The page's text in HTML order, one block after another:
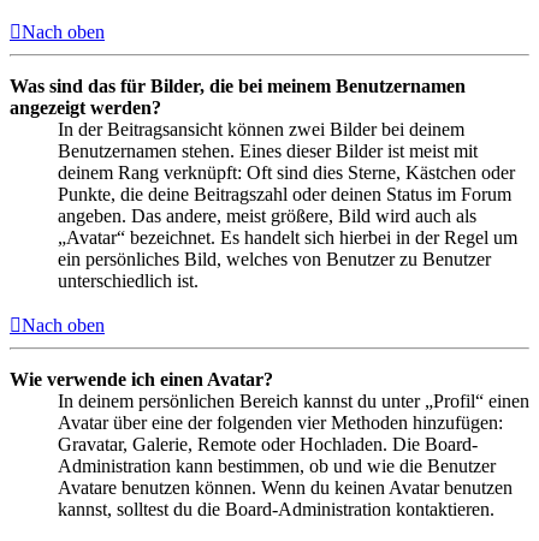
Nach oben
Was sind das für Bilder, die bei meinem Benutzernamen
angezeigt werden?
In der Beitragsansicht können zwei Bilder bei deinem
Benutzernamen stehen. Eines dieser Bilder ist meist mit
deinem Rang verknüpft: Oft sind dies Sterne, Kästchen oder
Punkte, die deine Beitragszahl oder deinen Status im Forum
angeben. Das andere, meist größere, Bild wird auch als
„Avatar“ bezeichnet. Es handelt sich hierbei in der Regel um
ein persönliches Bild, welches von Benutzer zu Benutzer
unterschiedlich ist.
Nach oben
Wie verwende ich einen Avatar?
In deinem persönlichen Bereich kannst du unter „Profil“ einen
Avatar über eine der folgenden vier Methoden hinzufügen:
Gravatar, Galerie, Remote oder Hochladen. Die Board-
Administration kann bestimmen, ob und wie die Benutzer
Avatare benutzen können. Wenn du keinen Avatar benutzen
kannst, solltest du die Board-Administration kontaktieren.